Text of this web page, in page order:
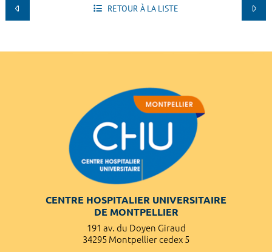
RETOUR À LA LISTE
CENTRE HOSPITALIER UNIVERSITAIRE
DE MONTPELLIER
191 av. du Doyen Giraud
34295 Montpellier cedex 5